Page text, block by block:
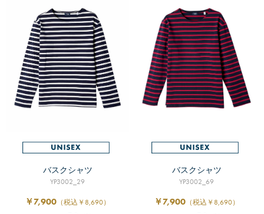
バスクシャツ
YP3002_29
￥7,900 （税込￥8,690）
バスクシャツ
YP3002_69
￥7,900 （税込￥8,690）